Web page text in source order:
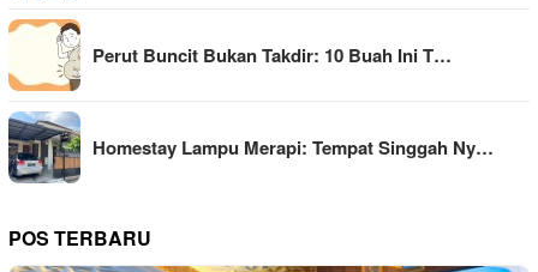
Perut Buncit Bukan Takdir: 10 Buah Ini T…
Homestay Lampu Merapi: Tempat Singgah Ny…
POS TERBARU